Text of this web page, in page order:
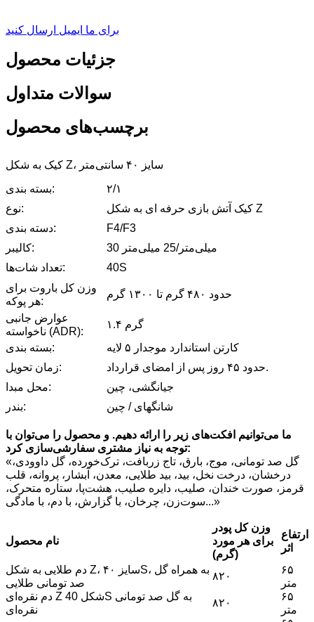
برای ما ایمیل ارسال کنید
جزئیات محصول
سوالات متداول
برچسب‌های محصول
کیک به شکل Z، سایز ۴۰ سانتی‌متر
بسته بندی:
۲/۱
نوع:
کیک آتش بازی حرفه ای به شکل Z
دسته بندی:
F4/F3
کالیبر:
30 میلی‌متر/25 میلی‌متر
تعداد شات‌ها:
40S
وزن کل باروت برای
هر پوکه:
حدود ۴۸۰ گرم تا ۱۳۰۰ گرم
عوارض جانبی
ناخواسته (ADR):
۱.۴ گرم
بسته بندی:
کارتن استاندارد موجدار ۵ لایه
زمان تحویل:
حدود ۴۵ روز پس از امضای قرارداد.
محل مبدا:
جیانگشی، چین
بندر:
شانگهای / چین
ما می‌توانیم افکت‌های زیر را ارائه دهیم. و محصول را می‌توان با
توجه به نیاز مشتری سفارشی‌سازی کرد:
«گل صد تومانی، موج، بارق، تاج زربافت، ترک‌خورده، گل داوودی،
درخشان، درخت نخل، بید، بید طلایی، معدن، آبشار، پروانه، قلب
قرمز، صورت خندان، صلیب، دایره صلیب، هشت‌پا، ستاره متحرک،
سوت‌زن، چرخان، با گزارش، با دم، با مادگی...»
نام محصول
وزن کل پودر
برای هر مورد
(گرم)
ارتفاع
اثر
دم طلایی به شکل Z، سایز ۴۰S، به همراه گل
صد تومانی طلایی
۸۲۰
۶۵
متر
دم نقره‌ای Z شکل 40S به گل صد تومانی
نقره‌ای
۸۲۰
۶۵
متر